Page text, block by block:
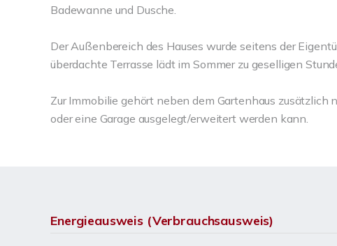
Badewanne und Dusche.
Der Außenbereich des Hauses wurde seitens der
überdachte Terrasse lädt im Sommer zu geselligen
Zur Immobilie gehört neben dem Gartenhaus
oder eine Garage ausgelegt/erweitert werden kann.
Energieausweis (Verbrauchsausweis)